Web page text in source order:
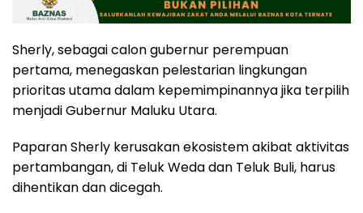
Sherly, sebagai calon gubernur perempuan
pertama, menegaskan pelestarian lingkungan
prioritas utama dalam kepemimpinannya jika terpilih
menjadi Gubernur Maluku Utara.
Paparan Sherly kerusakan ekosistem akibat aktivitas
pertambangan, di Teluk Weda dan Teluk Buli, harus
dihentikan dan dicegah.